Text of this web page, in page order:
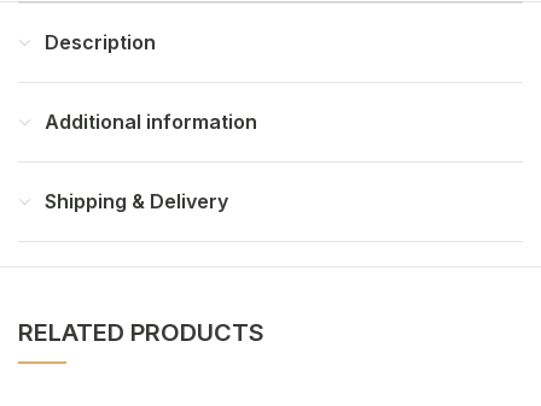
Description
Additional information
Shipping & Delivery
RELATED PRODUCTS